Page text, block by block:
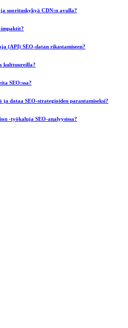
suorituskykyä CDN:n avulla?
impaktit?
(API) SEO-datan rikastamiseen?
kulttuureilla?
SEO:ssa?
dataa SEO-strategioiden parantamiseksi?
-työkaluja SEO-analyysissa?